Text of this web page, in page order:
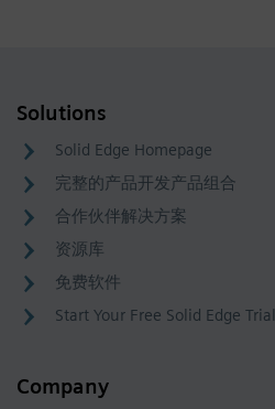
Solutions
Solid Edge Homepage
完整的产品开发产品组合
合作伙伴解决方案
资源库
免费软件
Start Your Free Solid Edge Trial
Company